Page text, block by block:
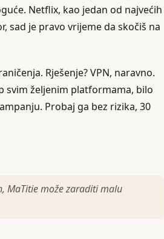
Netflix, kao jedan od najvećih
sad je pravo vrijeme da skočiš na
Rješenje? VPN, naravno.
svim željenim platformama, bilo
Probaj ga bez rizika, 30
MaTitie može zaraditi malu